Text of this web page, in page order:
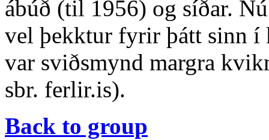
ábúð (til 1956) og síðar.
vel þekktur fyrir þátt sinn í
var sviðsmynd margra
sbr. ferlir.is).
Back to group